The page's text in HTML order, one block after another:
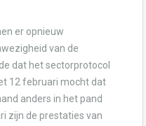
er opnieuw
van de
dat het sectorprotocol
12 februari mocht dat
anders in het pand
zijn de prestaties van